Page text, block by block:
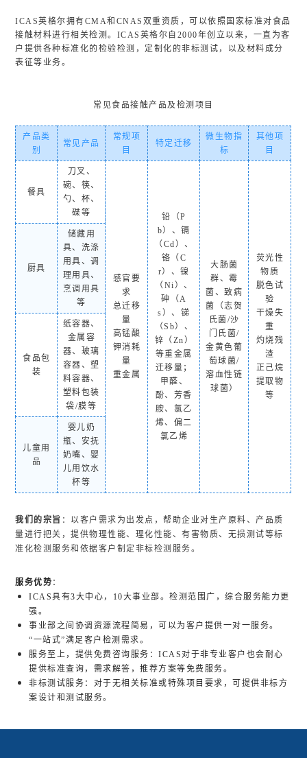
ICAS英格尔拥有CMA和CNAS双重资质，可以依照国家标准对食品
接触材料进行相关检测。ICAS英格尔自2000年创立以来，一直为客
户提供各种标准化的检验检测，定制化的非标测试，以及材料成分
表征等业务。
常见食品接触产品及检测项目
产品类
别
常见产品
常规项
目
特定迁移
微生物指
标
其他项
目
餐具
刀叉、
碗、筷、
勺、杯、
碟等
感官要
求
总迁移
量
高锰酸
钾消耗
量
重金属
铅（P
b）、镉
（Cd）、
铬（C
r）、镍
（Ni）、
砷（A
s）、锑
（Sb）、
锌（Zn）
等重金属
迁移量；
甲醛、
酚、芳香
胺、氯乙
烯、偏二
氯乙烯
大肠菌
群、霉
菌、致病
菌（志贺
氏菌/沙
门氏菌/
金黄色葡
萄球菌/
溶血性链
球菌）
荧光性
物质
脱色试
验
干燥失
重
灼烧残
渣
正己烷
提取物
等
厨具
储藏用
具、洗涤
用具、调
理用具、
烹调用具
等
食品包
装
纸容器、
金属容
器、玻璃
容器、塑
料容器、
塑料包装
袋/膜等
儿童用
品
婴儿奶
瓶、安抚
奶嘴、婴
儿用饮水
杯等
我们的宗旨 ：以客户需求为出发点，帮助企业对生产原料、产品质
量进行把关，提供物理性能、理化性能、有害物质、无损测试等标
准化检测服务和依据客户制定非标检测服务。
服务优势 ：
ICAS具有3大中心，10大事业部。检测范围广，综合服务能力更
强。
事业部之间协调资源流程简易，可以为客户提供一对一服务。
“一站式”满足客户检测需求。
服务至上，提供免费咨询服务：ICAS对于非专业客户也会耐心
提供标准查询，需求解答，推荐方案等免费服务。
非标测试服务：对于无相关标准或特殊项目要求，可提供非标方
案设计和测试服务。